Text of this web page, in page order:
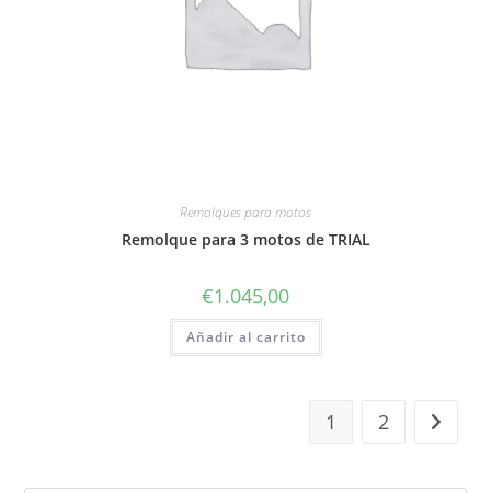
Remolques para motos
Remolque para 3 motos de TRIAL
€1.045,00
Añadir al carrito
1 2